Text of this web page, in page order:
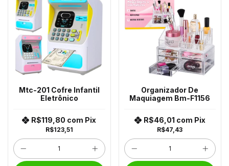
Mtc-201 Cofre Infantil
Eletrônico
R$123,51
R$119,80 com Pix
Organizador De
Maquiagem Bm-F1156
R$47,43
R$46,01 com Pix